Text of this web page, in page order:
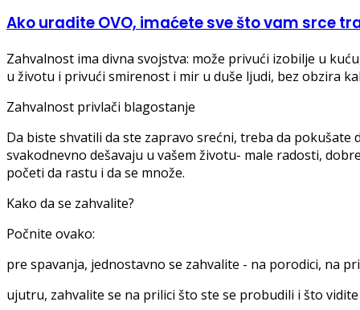
Ako uradite OVO, imaćete sve što vam srce
Zahvalnost ima divna svojstva: može privući izobilje u
u životu i privući smirenost i mir u duše ljudi, bez obzira
Zahvalnost privlači blagostanje
Da biste shvatili da ste zapravo srećni, treba da
svakodnevno dešavaju u vašem životu- male radosti,
početi da rastu i da se množe.
Kako da se zahvalite?
Počnite ovako:
pre spavanja, jednostavno se zahvalite - na porodici, na
ujutru, zahvalite se na prilici što ste se probudili i što